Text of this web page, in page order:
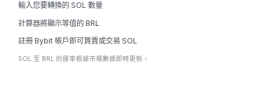
輸入您要轉換的 SOL 數量
計算器將顯示等值的 BRL
註冊 Bybit 帳戶即可買賣或交易 SOL
SOL 至 BRL 的匯率根據市場數據即時更新。